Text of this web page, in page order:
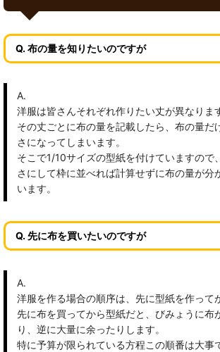
Q. 布の量を知りたいのですが
A.
洋服は皆さんそれぞれ作りたい丈が異なりま
その丈ごとに布の量を記載したら、布の量だ
さになってしまいます。
そこで1/10サイズの型紙を付けていますので
さにして枠に並べれば計算せずに布の量が分
います。
Q. 先に布を買いたいのですが
A.
洋服を作る場合の順序は、先に型紙を作って
先に布を買ってから型紙だと、びみょうに布
り、逆に大量に余ったりします。
特に予算が限られている方程この順番は大事